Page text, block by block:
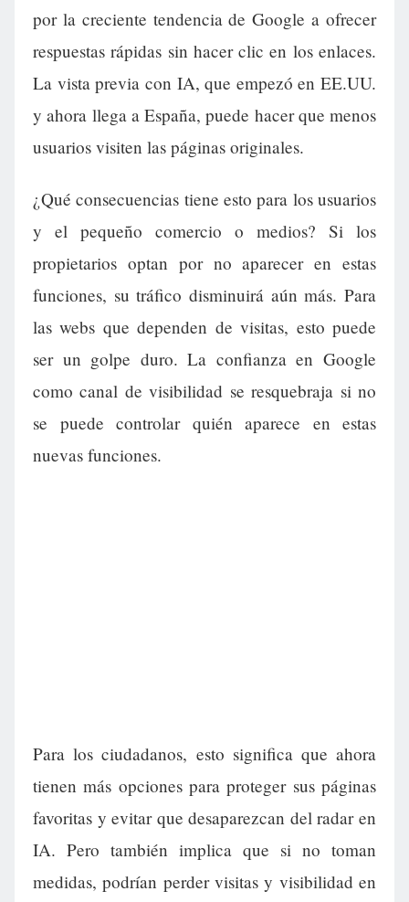
por la creciente tendencia de Google a ofrecer
respuestas rápidas sin hacer clic en los enlaces.
La vista previa con IA, que empezó en EE.UU.
y ahora llega a España, puede hacer que menos
usuarios visiten las páginas originales.
¿Qué consecuencias tiene esto para los usuarios
y el pequeño comercio o medios? Si los
propietarios optan por no aparecer en estas
funciones, su tráfico disminuirá aún más. Para
las webs que dependen de visitas, esto puede
ser un golpe duro. La confianza en Google
como canal de visibilidad se resquebraja si no
se puede controlar quién aparece en estas
nuevas funciones.
Para los ciudadanos, esto significa que ahora
tienen más opciones para proteger sus páginas
favoritas y evitar que desaparezcan del radar en
IA. Pero también implica que si no toman
medidas, podrían perder visitas y visibilidad en